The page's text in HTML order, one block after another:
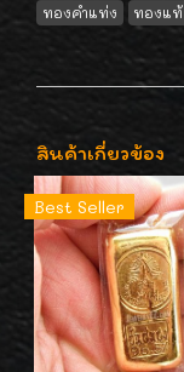
ทองคำแท่ง ทองแท้
สินค้าเกี่ยวข้อง
Best Seller